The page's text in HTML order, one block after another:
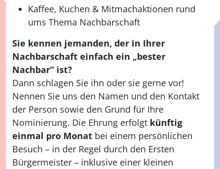
Kaffee, Kuchen & Mitmachaktionen rund
ums Thema Nachbarschaft
Sie kennen jemanden, der in Ihrer
Nachbarschaft einfach ein „bester
Nachbar“ ist?
Dann schlagen Sie ihn oder sie gerne vor!
Nennen Sie uns den Namen und den Kontakt
der Person sowie den Grund für Ihre
Nominierung. Die Ehrung erfolgt künftig
einmal pro Monat bei einem persönlichen
Besuch– in der Regel durch den Ersten
Bürgermeister– inklusive einer kleinen